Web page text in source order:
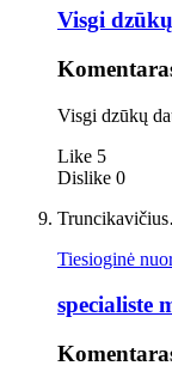
Visgi
Visgi dzūkų
Like 5
Dislike 0
Tiesioginė
specialiste